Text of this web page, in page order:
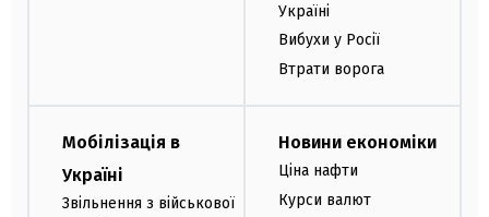
Україні
Вибухи у Росії
Втрати ворога
Мобілізація в
Україні
Звільнення з військової
Новини економіки
Ціна нафти
Курси валют